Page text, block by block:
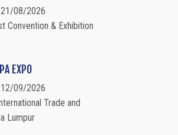
08/2026
Convention & Exhibition
EXPO
09/2026
Trade and
Lumpur